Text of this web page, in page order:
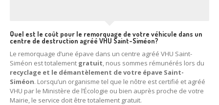
Quel est le coût pour le remorquage de votre véhicule dans un
centre de destruction agréé VHU Saint-Siméon?
Le remorquage d’une épave dans un centre agréé VHU Saint-
Siméon est totalement gratuit, nous sommes rémunérés lors du
recyclage et le démantèlement de votre épave Saint-
Siméon. Lorsqu’un organisme tel que le nôtre est certifié et agréé
VHU par le Ministère de l’Écologie ou bien auprès proche de votre
Mairie, le service doit être totalement gratuit.